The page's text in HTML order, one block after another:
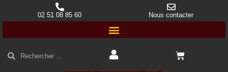
02 51 08 85 60 Nous contacter